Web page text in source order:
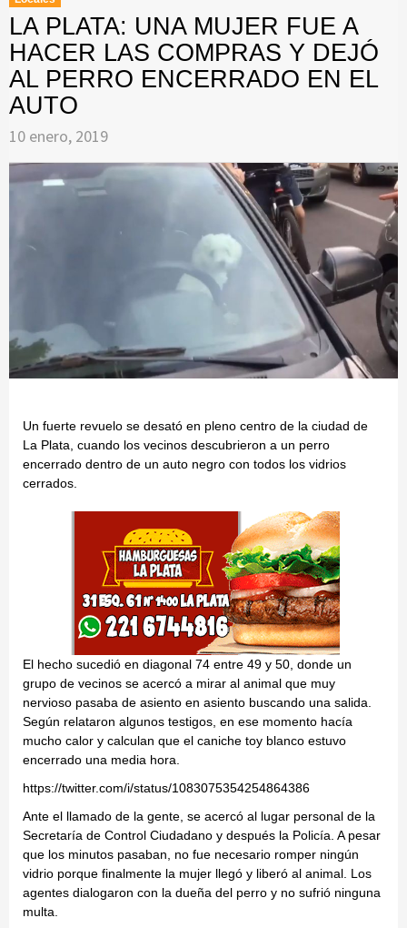
LA PLATA: UNA MUJER FUE A
HACER LAS COMPRAS Y DEJÓ
AL PERRO ENCERRADO EN EL
AUTO
10 enero, 2019
Un fuerte revuelo se desató en pleno centro de la ciudad de
La Plata, cuando los vecinos descubrieron a un perro
encerrado dentro de un auto negro con todos los vidrios
cerrados.
El hecho sucedió en diagonal 74 entre 49 y 50, donde un
grupo de vecinos se acercó a mirar al animal que muy
nervioso pasaba de asiento en asiento buscando una salida.
Según relataron algunos testigos, en ese momento hacía
mucho calor y calculan que el caniche toy blanco estuvo
encerrado una media hora.
https://twitter.com/i/status/1083075354254864386
Ante el llamado de la gente, se acercó al lugar personal de la
Secretaría de Control Ciudadano y después la Policía. A pesar
que los minutos pasaban, no fue necesario romper ningún
vidrio porque finalmente la mujer llegó y liberó al animal. Los
agentes dialogaron con la dueña del perro y no sufrió ninguna
multa.